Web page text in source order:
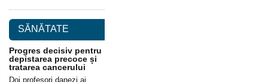
SĂNĂTATE
Progres decisiv pentru
depistarea precoce și
tratarea cancerului
Doi profesori danezi ai